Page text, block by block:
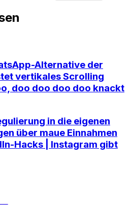
Alternative der
vertikales Scrolling
doo doo doo doo knackt
in die eigenen
über maue Einnahmen
Hacks | Instagram gibt